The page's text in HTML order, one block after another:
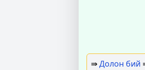
⇛Долон бий